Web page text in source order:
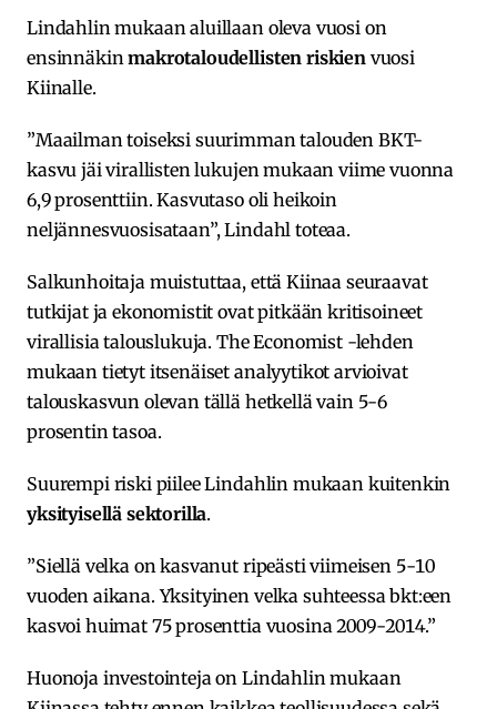
Lindahlin mukaan aluillaan oleva vuosi on
ensinnäkinmakrotaloudellisten riskienvuosi
Kiinalle.
”Maailman toiseksi suurimman talouden BKT-
kasvu jäi virallisten lukujen mukaan viime vuonna
6,9 prosenttiin. Kasvutaso oli heikoin
neljännesvuosisataan”, Lindahl toteaa.
Salkunhoitaja muistuttaa, että Kiinaa seuraavat
tutkijat ja ekonomistit ovat pitkään kritisoineet
virallisia talouslukuja. The Economist -lehden
mukaan tietyt itsenäiset analyytikot arvioivat
talouskasvun olevan tällä hetkellä vain 5-6
prosentin tasoa.
Suurempi riski piilee Lindahlin mukaan kuitenkin
yksityisellä sektorilla.
”Siellä velka on kasvanut ripeästi viimeisen 5-10
vuoden aikana. Yksityinen velka suhteessa bkt:een
kasvoi huimat 75 prosenttia vuosina 2009-2014.”
Huonoja investointeja on Lindahlin mukaan